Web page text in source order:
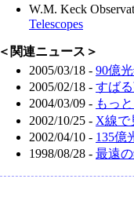
W.M. Keck
Telescopes
＜関連ニュース＞
2005/03/18 - 90億
2005/02/18 - すば
2004/03/09 - もっ
2002/10/25 - X線で
2002/04/10 - 135億
1998/08/28 - 最遠